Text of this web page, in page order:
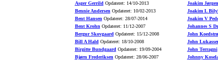
Asger Gerrild Opdateret: 14/10-2013
Bennie Andersen Opdateret: 10/02-2013
Bent Hansen Opdateret: 28/07-2014
Bent Krohn Opdateret: 11/12-2007
Bergur Skovgaard Opdateret: 15/12-2008
Bill A Hald Opdateret: 18/10-2008
Birgitte Bundgaard Opdateret: 19/09-2004
Bjørn Frederiksen Opdateret: 28/06-2007
Joakim
Joakim L
Joakim V
Johannes S
John
John
John Terragni
Johnny